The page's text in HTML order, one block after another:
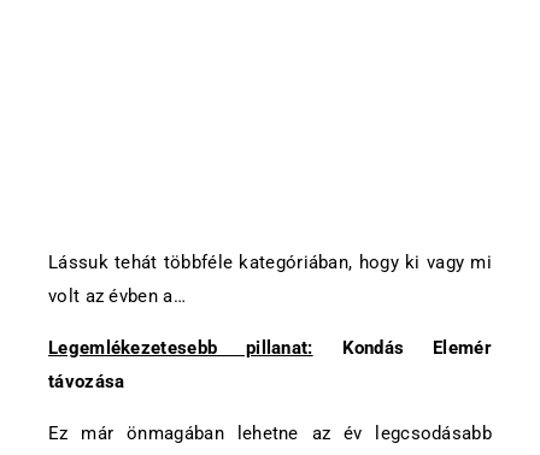
Lássuk tehát többféle kategóriában, hogy ki vagy mi
volt az évben a…
Legemlékezetesebb pillanat: Kondás Elemér
távozása
Ez már önmagában lehetne az év legcsodásabb